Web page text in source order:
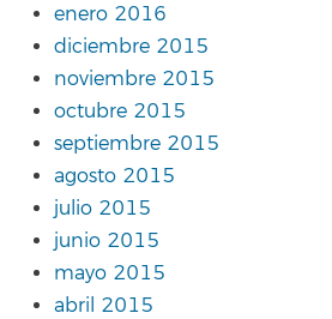
enero 2016
diciembre 2015
noviembre 2015
octubre 2015
septiembre 2015
agosto 2015
julio 2015
junio 2015
mayo 2015
abril 2015